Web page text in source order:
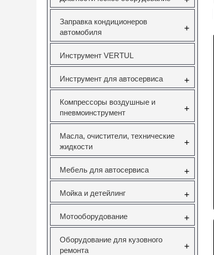
Заправка кондиционеров
автомобиля
+
Инструмент VERTUL
Инструмент для автосервиса +
Компрессоры воздушные и
пневмоинструмент
+
Масла, очистители, технические
жидкости
+
Мебель для автосервиса +
Мойка и детейлинг +
Мотооборудование +
Оборудование для кузовного
ремонта
+